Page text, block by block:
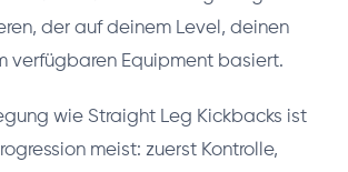
der auf deinem Level, deinen
verfügbaren Equipment basiert.
wie Straight Leg Kickbacks ist
meist: zuerst Kontrolle,